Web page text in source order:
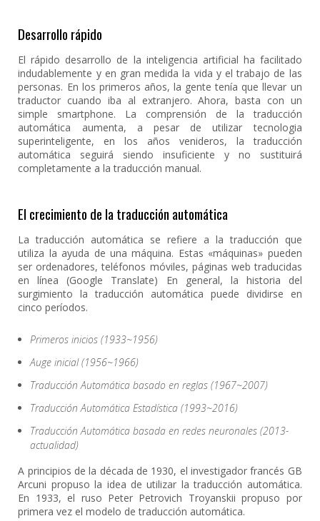
Desarrollo rápido
El rápido desarrollo de la inteligencia artificial ha facilitado
indudablemente y en gran medida la vida y el trabajo de las
personas. En los primeros años, la gente tenía que llevar un
traductor cuando iba al extranjero. Ahora, basta con un
simple smartphone. La comprensión de la traducción
automática aumenta, a pesar de utilizar tecnologia
superinteligente, en los años venideros, la traducción
automática seguirá siendo insuficiente y no sustituirá
completamente a la traducción manual.
El crecimiento de la traducción automática
La traducción automática se refiere a la traducción que
utiliza la ayuda de una máquina. Estas «máquinas» pueden
ser ordenadores, teléfonos móviles, páginas web traducidas
en línea (Google Translate) En general, la historia del
surgimiento la traducción automática puede dividirse en
cinco períodos.
Primeros inicios (1933~1956)
Auge inicial (1956~1966)
Traducción Automática basado en reglas (1967~2007)
Traducción Automática Estadística (1993~2016)
Traducción Automática basada en redes neuronales (2013-
actualidad)
A principios de la década de 1930, el investigador francés GB
Arcuni propuso la idea de utilizar la traducción automática.
En 1933, el ruso Peter Petrovich Troyanskii propuso por
primera vez el modelo de traducción automática.